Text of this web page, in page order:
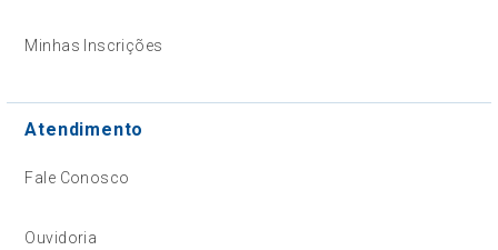
Minhas Inscrições
Atendimento
Fale Conosco
Ouvidoria